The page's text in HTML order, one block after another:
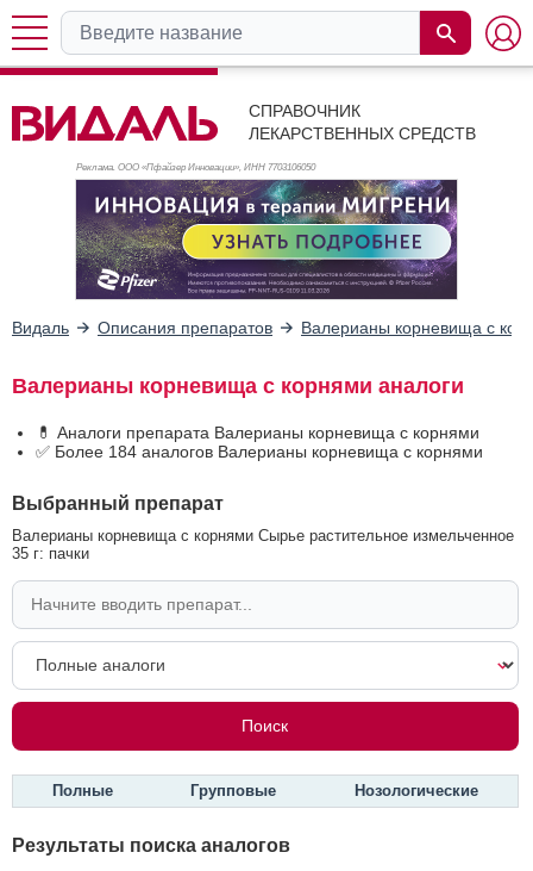
СПРАВОЧНИК
ЛЕКАРСТВЕННЫХ СРЕДСТВ
Реклама. ООО «Пфайзер Инновации», ИНН 7703106050
Видаль Описания препаратов Валерианы корневища с
Валерианы корневища с корнями аналоги
💊 Аналоги препарата Валерианы корневища с корнями
✅ Более 184 аналогов Валерианы корневища с корнями
Выбранный препарат
Валерианы корневища с корнями Сырье растительное измельченное
35 г: пачки
Полные Групповые Нозологические
Результаты поиска аналогов